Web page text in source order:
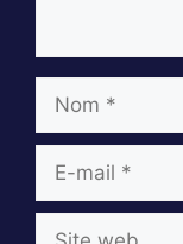
Nom
Site